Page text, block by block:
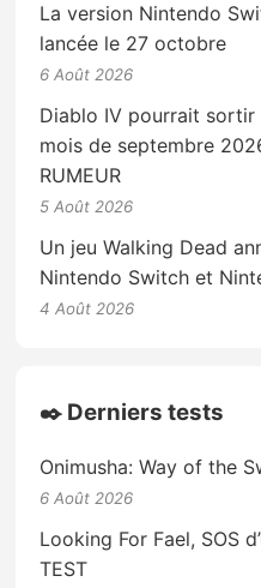
La version Nintendo
lancée le 27 octobre
6 Août 2026
Diablo IV pourrait
mois de septembre
RUMEUR
5 Août 2026
Un jeu Walking Dead
Nintendo Switch et
4 Août 2026
✒️ Derniers tests
Onimusha: Way of the
6 Août 2026
Looking For Fael, SOS
TEST